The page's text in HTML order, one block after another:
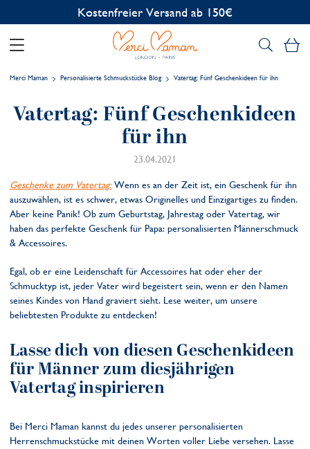
Kostenfreier Versand ab 150€
Merci Maman Personalisierte Schmuckstücke Blog Vatertag: Fünf Geschenkideen für ihn
Vatertag: Fünf Geschenkideen
für ihn
23.04.2021
Geschenke zum Vatertag:Wenn es an der Zeit ist, ein Geschenk für ihn
auszuwählen, ist es schwer, etwas Originelles und Einzigartiges zu finden.
Aber keine Panik! Ob zum Geburtstag, Jahrestag oder Vatertag, wir
haben das perfekte Geschenk für Papa: personalisierten Männerschmuck
& Accessoires.
Egal, ob er eine Leidenschaft für Accessoires hat oder eher der
Schmucktyp ist, jeder Vater wird begeistert sein, wenn er den Namen
seines Kindes von Hand graviert sieht. Lese weiter, um unsere
beliebtesten Produkte zu entdecken!
Lasse dich von diesen Geschenkideen
für Männer zum diesjährigen
Vatertag inspirieren
Bei Merci Maman kannst du jedes unserer personalisierten
Herrenschmuckstücke mit deinen Worten voller Liebe versehen. Lasse